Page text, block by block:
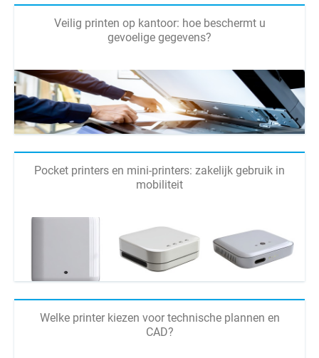
Veilig printen op kantoor: hoe beschermt u
gevoelige gegevens?
Pocket printers en mini-printers: zakelijk gebruik in
mobiliteit
Welke printer kiezen voor technische plannen en
CAD?